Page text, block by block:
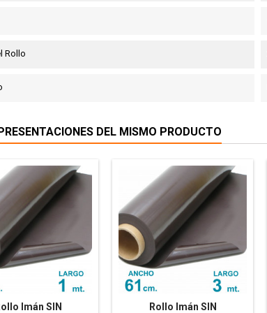
Rollo
DEL MISMO PRODUCTO
Imán SIN
Rollo Imán SIN